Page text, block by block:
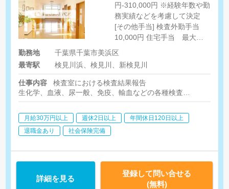
円-310,000円 ※経験年数や勤
務実績などを考慮して決定
[その他手当] 検査外勤手当
10,000円 住宅手当 最大
20,000円/月 家族手当 最大
準夜手当 時間外手当
勤務地
千葉県千葉市美浜区
最寄駅
検見川浜、検見川、新検見川
仕事内容
検査室における検査結果報告
生化学、血液、尿一般、免疫、輸血などの各種検査
月給30万円以上 週休2日以上
年間休日120日以上
退職金あり
社会保険完備
詳細を見る
登録して問い合せる
(無料)